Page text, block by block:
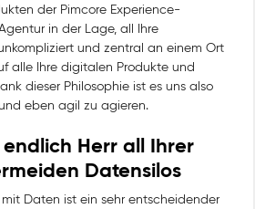
der Pimcore Experience-
in der Lage, all Ihre
und zentral an einem Ort
alle Ihre digitalen Produkte und
dieser Philosophie ist es uns also
eben agil zu agieren.
Herr all Ihrer
Datensilos
Daten ist ein sehr entscheidender